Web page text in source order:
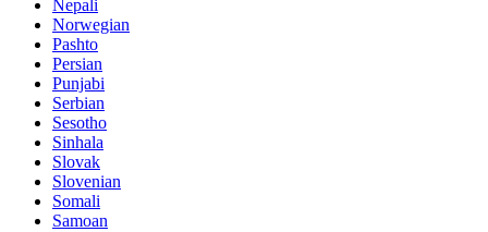
Nepali
Norwegian
Pashto
Persian
Punjabi
Serbian
Sesotho
Sinhala
Slovak
Slovenian
Somali
Samoan